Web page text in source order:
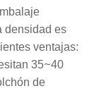
densidad es
ventajas:
35~40
de